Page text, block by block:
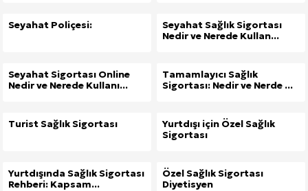
Seyahat Poliçesi:
Seyahat Sağlık Sigortası
Nedir ve Nerede Kullan...
Seyahat Sigortası Online
Nedir ve Nerede Kullanı...
Tamamlayıcı Sağlık
Sigortası: Nedir ve Nerde ...
Turist Sağlık Sigortası
Yurtdışı için Özel Sağlık
Sigortası
Yurtdışında Sağlık Sigortası
Rehberi: Kapsam...
Özel Sağlık Sigortası
Diyetisyen